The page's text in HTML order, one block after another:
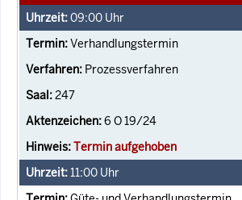
09:00 Uhr
Verhandlungstermin
Prozessverfahren
247
6 O 19/24
Termin aufgehoben
11:00 Uhr